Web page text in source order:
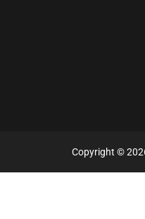
Copyright ©